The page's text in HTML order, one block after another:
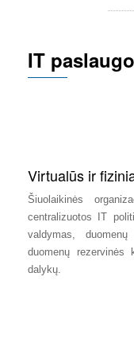
IT
Virtualūs ir
Šiuolaikinės
centralizuotos IT
valdymas,
duomenų
dalykų.